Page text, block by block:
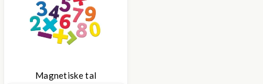
Magnetiske tal